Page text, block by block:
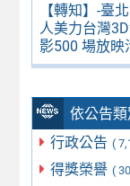
【轉知】-臺
人美力台灣
影500 場放映
依公告
行政公告 (
得獎榮譽 (